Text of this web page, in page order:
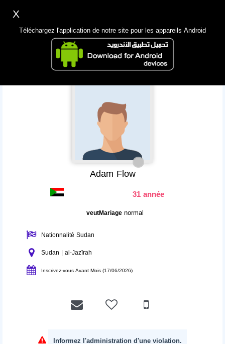
App Mobile
Adam Flow
31 année
veutMariagenormal
Nationnalité Sudan
Sudan | al-Jazīrah
Inscrivez-vous Avant Mois (17/06/2026)
Informez l'administration d'une violation.
X
Téléchargez l'application de notre site pour les appareils Android